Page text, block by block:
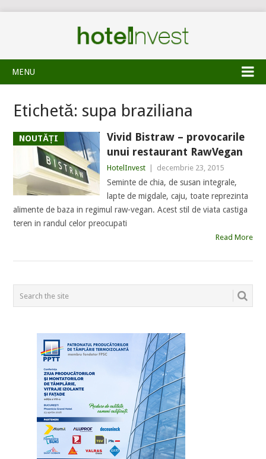
MENU
Etichetă: supa braziliana
NOUTĂȚI
Vivid Bistraw – provocarile
unui restaurant RawVegan
HotelInvest decembrie 23, 2015
Seminte de chia, de susan integrale,
lapte de migdale, caju, toate reprezinta
alimente de baza in regimul raw-vegan. Acest stil de viata castiga
teren in randul celor preocupati
Read More
POSTS
NAVIGATION